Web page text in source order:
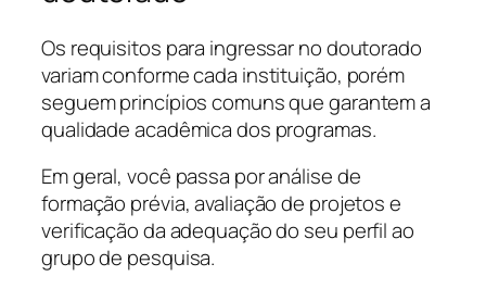
Os requisitos para ingressar no doutorado
variam conforme cada instituição, porém
seguem princípios comuns que garantem a
qualidade acadêmica dos programas.
Em geral, você passa por análise de
formação prévia, avaliação de projetos e
verificação da adequação do seu perfil ao
grupo de pesquisa.